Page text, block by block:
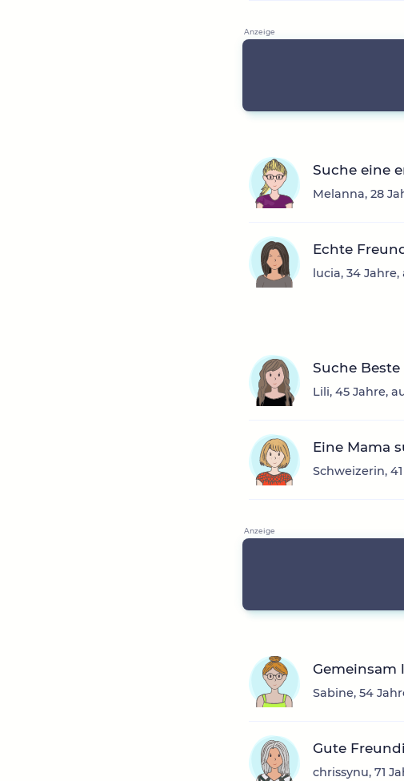
Suche eine
Melanna, 28
Echte
lucia, 34 Jahre,
Suche
Lili, 45 Jahre,
Eine Mama
Schweizerin,
Gemeinsam
Sabine, 54
Gute
chrissynu, 71